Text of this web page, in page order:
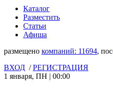
Каталог
Разместить
Статьи
Афиша
размещено компаний: 11694,
ВХОД /РЕГИСТРАЦИЯ
1 января, ПН | 00:00